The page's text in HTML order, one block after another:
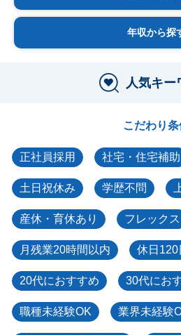
年収から探
人気キー
こだわり
正社員採用 社宅・住宅補助
土日祝休み 学歴不問
産休・育休あり フレックス
月残業20時間以内 休日120
20代におすすめ 30代にお
職種未経験OK 業界未経験